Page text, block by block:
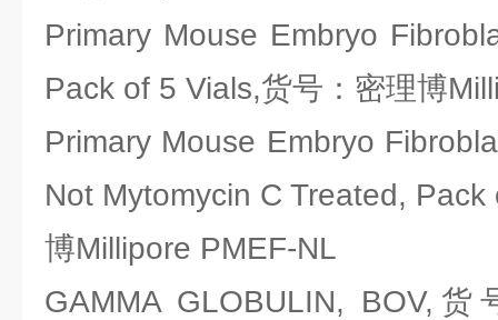
Primary Mouse Embryo
Pack of 5 Vials,货号：密理博
Primary Mouse Embryo
Not Mytomycin C Treated,
博Millipore PMEF-NL
GAMMA GLOBULIN, BOV,